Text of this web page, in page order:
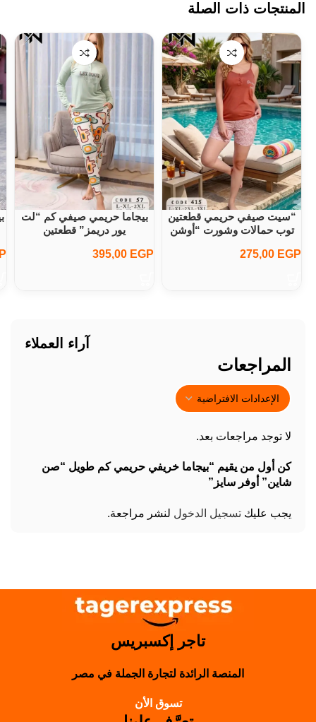
المنتجات ذات الصلة
“سيت صيفي حريمي قطعتين
توب حمالات وشورت “أوشن
275,00 EGP
بيجاما حريمي صيفي كم “لت
يور دريمز” قطعتين
395,00 EGP
آراء العملاء
المراجعات
لا توجد مراجعات بعد.
كن أول من يقيم “بيجاما خريفي حريمي كم طويل “صن
شاين” أوفر سايز”
يجب عليك تسجيل الدخول لنشر مراجعة.
تاجر إكسبريس
المنصة الرائدة لتجارة الجملة في مصر
تسوق الأن